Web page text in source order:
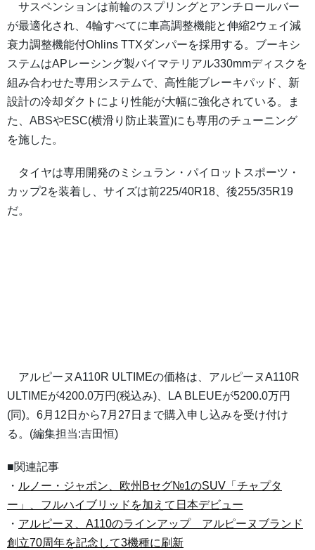
サスペンションは前輪のスプリングとアンチロールバー
が最適化され、4輪すべてに車高調整機能と伸縮2ウェイ減
衰力調整機能付Ohlins TTXダンパーを採用する。ブーキシ
ステムはAPレーシング製バイマテリアル330mmディスクを
組み合わせた専用システムで、高性能ブレーキパッド、新
設計の冷却ダクトにより性能が大幅に強化されている。ま
た、ABSやESC(横滑り防止装置)にも専用のチューニング
を施した。
タイヤは専用開発のミシュラン・パイロットスポーツ・
カップ2を装着し、サイズは前225/40R18、後255/35R19
だ。
アルピーヌA110R ULTIMEの価格は、アルピーヌA110R
ULTIMEが4200.0万円(税込み)、LA BLEUEが5200.0万円
(同)。6月12日から7月27日まで購入申し込みを受け付け
る。(編集担当:吉田恒)
■関連記事
・ ルノー・ジャポン、欧州Bセグ№1のSUV「チャプタ
ー」、フルハイブリッドを加えて日本デビュー
・ アルピーヌ、A110のラインアップ アルピーヌブランド
創立70周年を記念して3機種に刷新